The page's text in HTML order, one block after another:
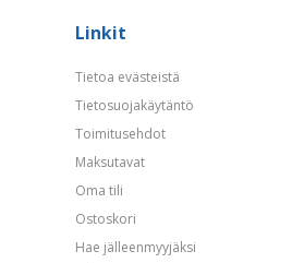
Linkit
Tietoa evästeistä
Tietosuojakäytäntö
Toimitusehdot
Maksutavat
Oma tili
Ostoskori
Hae jälleenmyyjäksi